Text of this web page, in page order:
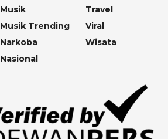
Musik
Musik Trending
Narkoba
Nasional
Travel
Viral
Wisata